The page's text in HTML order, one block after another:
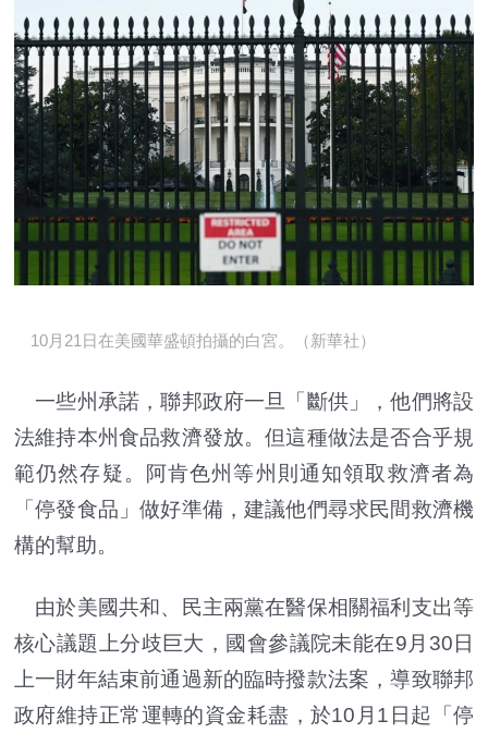
10月21日在美國華盛頓拍攝的白宮。（新華社）
一些州承諾，聯邦政府一旦「斷供」，他們將設
法維持本州食品救濟發放。但這種做法是否合乎規
範仍然存疑。阿肯色州等州則通知領取救濟者為
「停發食品」做好準備，建議他們尋求民間救濟機
構的幫助。
由於美國共和、民主兩黨在醫保相關福利支出等
核心議題上分歧巨大，國會參議院未能在9月30日
上一財年結束前通過新的臨時撥款法案，導致聯邦
政府維持正常運轉的資金耗盡，於10月1日起「停